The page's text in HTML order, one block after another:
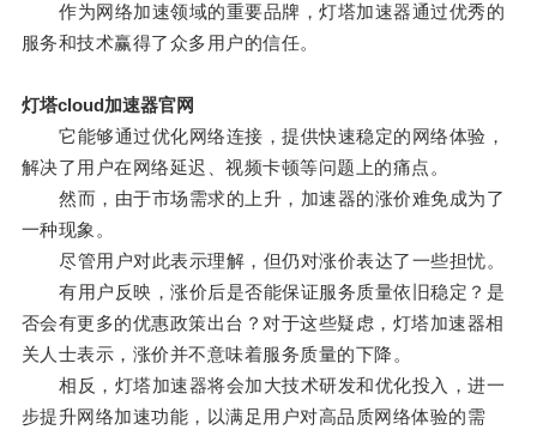
作为网络加速领域的重要品牌，灯塔加速器通过优秀的
服务和技术赢得了众多用户的信任。
灯塔cloud加速器官网
它能够通过优化网络连接，提供快速稳定的网络体验，
解决了用户在网络延迟、视频卡顿等问题上的痛点。
然而，由于市场需求的上升，加速器的涨价难免成为了
一种现象。
尽管用户对此表示理解，但仍对涨价表达了一些担忧。
有用户反映，涨价后是否能保证服务质量依旧稳定？是
否会有更多的优惠政策出台？对于这些疑虑，灯塔加速器相
关人士表示，涨价并不意味着服务质量的下降。
相反，灯塔加速器将会加大技术研发和优化投入，进一
步提升网络加速功能，以满足用户对高品质网络体验的需